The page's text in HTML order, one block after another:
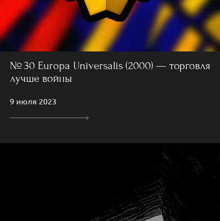
№ 30 Europa Universalis (2000) — торговля
лучше войны
9 июля 2023